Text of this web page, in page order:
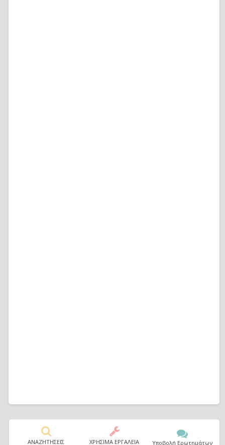
ΑΝΑΖΗΤΗΣΕΙΣ ΧΡΗΣΙΜΑ ΕΡΓΑΛΕΙΑ Υποβολή Ερωτημάτων